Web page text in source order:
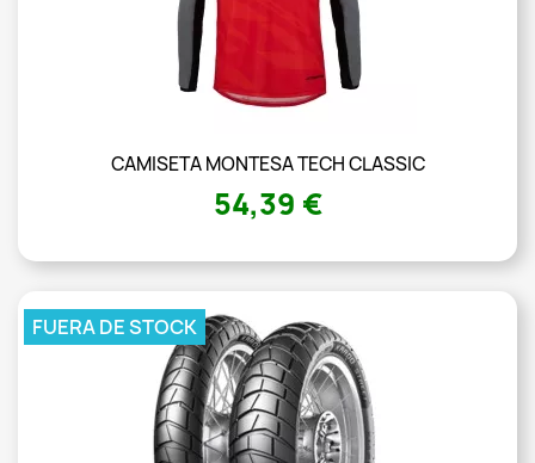
CAMISETA MONTESA TECH CLASSIC
54,39 €
FUERA DE STOCK